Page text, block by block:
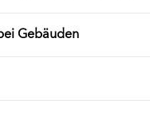
Gebäuden